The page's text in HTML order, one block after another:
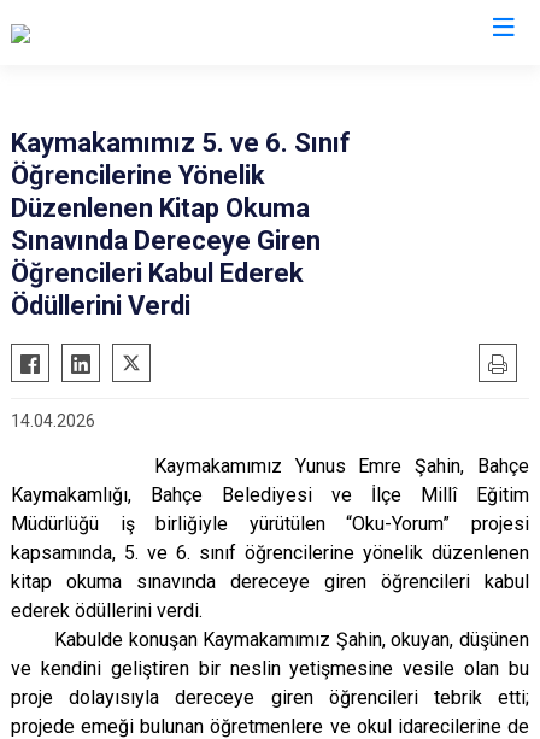
Bahçe
Düziçi
Hasanbeyli
Kadirli
Sumbas
Toprakkale
Kaymakamımız 5. ve 6. Sınıf
Öğrencilerine Yönelik
Düzenlenen Kitap Okuma
Sınavında Dereceye Giren
Öğrencileri Kabul Ederek
Ödüllerini Verdi
14.04.2026
Kaymakamımız Yunus Emre Şahin, Bahçe
Kaymakamlığı, Bahçe Belediyesi ve İlçe Millî Eğitim
Müdürlüğü iş birliğiyle yürütülen “Oku-Yorum” projesi
kapsamında, 5. ve 6. sınıf öğrencilerine yönelik düzenlenen
kitap okuma sınavında dereceye giren öğrencileri kabul
ederek ödüllerini verdi.
Kabulde konuşan Kaymakamımız Şahin, okuyan, düşünen
ve kendini geliştiren bir neslin yetişmesine vesile olan bu
proje dolayısıyla dereceye giren öğrencileri tebrik etti;
projede emeği bulunan öğretmenlere ve okul idarecilerine de